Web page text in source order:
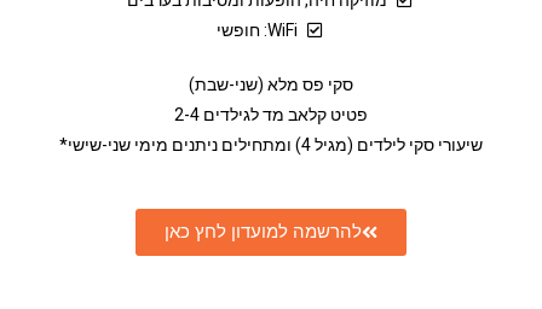
WiFi: חופשי
סקי פס מלא (שני-שבת)
פטיט קלאב מד לגילדים 2-4
שיעורי סקי לילדים (מגיל 4) ומתחילים ניתנים מימי שני-שישי*
להרשמה למועדון לחץ כאן